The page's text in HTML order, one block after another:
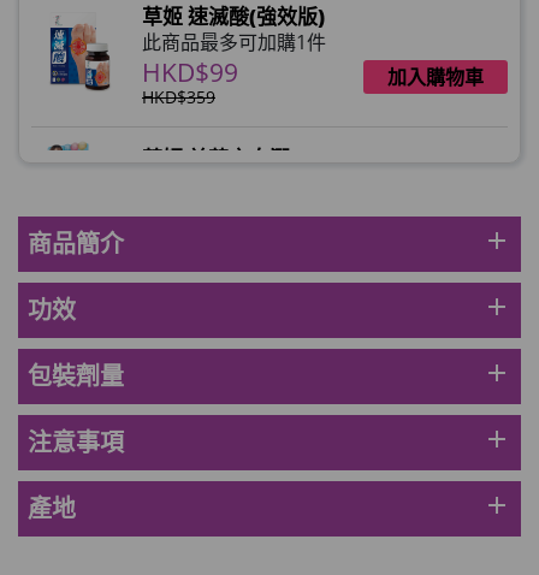
草姬 速滅酸(強效版)
此商品最多可加購1件
HKD$99
HKD$359
加入購物車
草姬 益菌之白潤
HKD$99 加入購物車
草姬 調經緊緻寶(27年2月到期)
HKD$169
HKD$369
加入購物車
男補精力丸5:1 (到期日2028年1月)
HKD$169 加入購物車
商品簡介 add
功效 add
包裝劑量 add
注意事項 add
產地 add